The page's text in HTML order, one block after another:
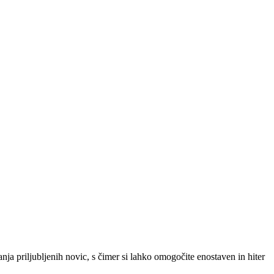
priljubljenih novic, s čimer si lahko omogočite enostaven in hiter